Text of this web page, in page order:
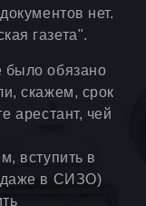
нет.
газета".
было обязано
скажем, срок
арестант, чей
вступить в
даже в СИЗО)